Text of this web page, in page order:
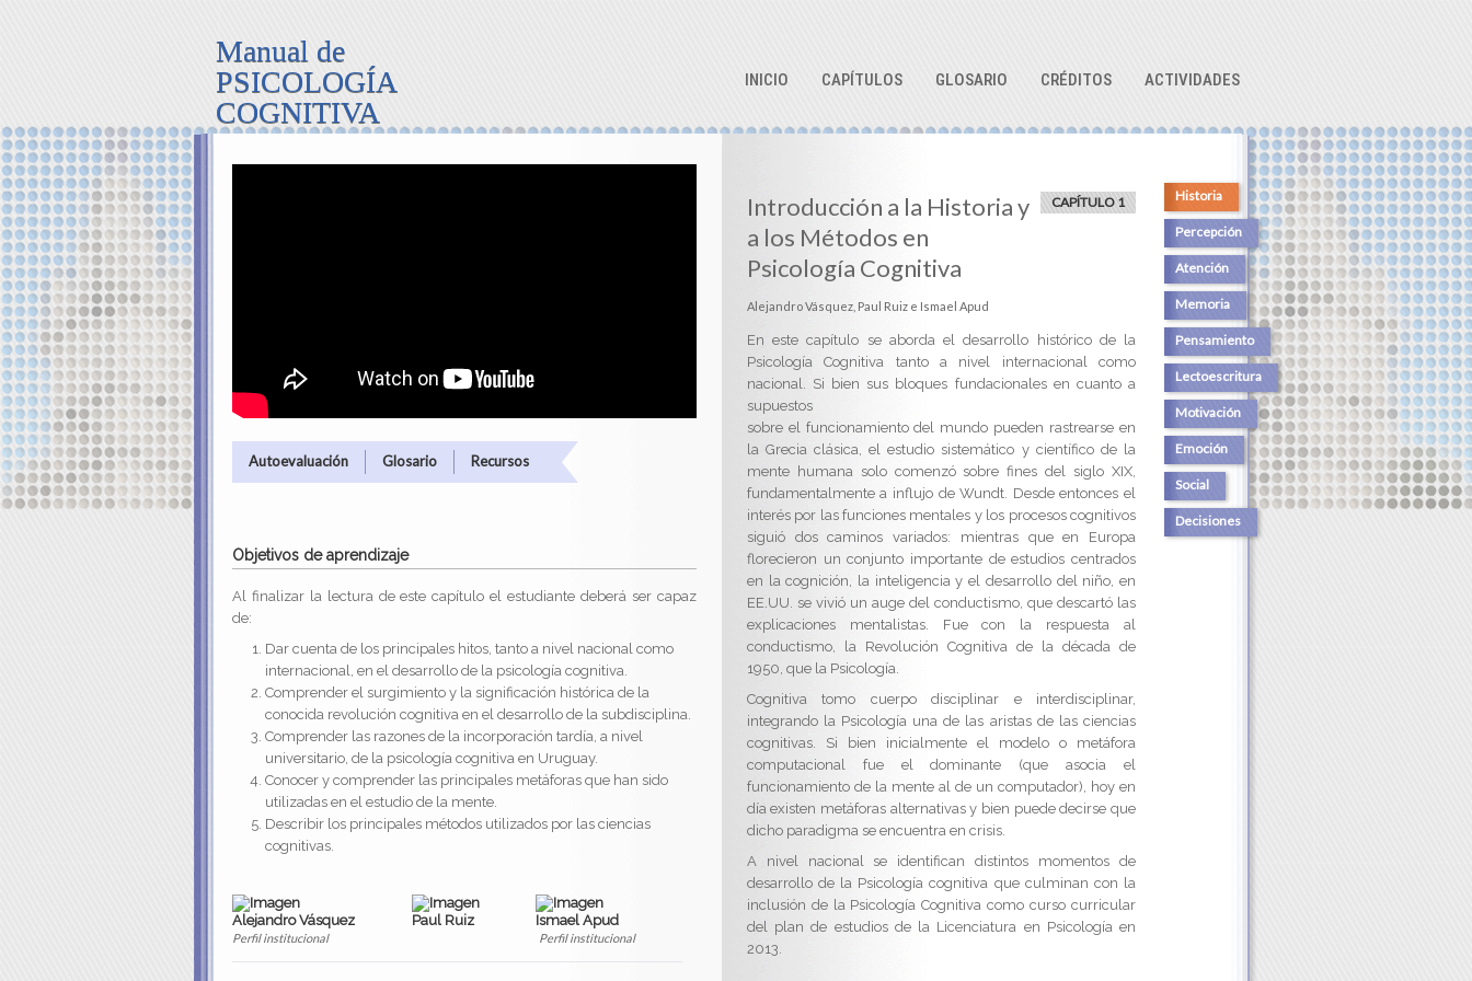
Manual de
PSICOLOGÍA
COGNITIVA
INICIO CAPÍTULOS GLOSARIO CRÉDITOS ACTIVIDADES
Historia
Percepción
Atención
Memoria
Pensamiento
Lectoescritura
Motivación
Emoción
Social
Decisiones
CAPÍTULO 1
Introducción a la Historia y
a los Métodos en
Psicología Cognitiva
Alejandro Vásquez, Paul Ruiz e Ismael Apud
En este capítulo se aborda el desarrollo histórico de la
Psicología Cognitiva tanto a nivel internacional como
nacional. Si bien sus bloques fundacionales en cuanto a
supuestos
sobre el funcionamiento del mundo pueden rastrearse en
la Grecia clásica, el estudio sistemático y científico de la
mente humana solo comenzó sobre fines del siglo XIX,
fundamentalmente a influjo de Wundt. Desde entonces el
interés por las funciones mentales y los procesos cognitivos
siguió dos caminos variados: mientras que en Europa
florecieron un conjunto importante de estudios centrados
en la cognición, la inteligencia y el desarrollo del niño, en
EE.UU. se vivió un auge del conductismo, que descartó las
explicaciones mentalistas. Fue con la respuesta al
conductismo, la Revolución Cognitiva de la década de
1950, que la Psicología.
Cognitiva tomo cuerpo disciplinar e interdisciplinar,
integrando la Psicología una de las aristas de las ciencias
cognitivas. Si bien inicialmente el modelo o metáfora
computacional fue el dominante (que asocia el
funcionamiento de la mente al de un computador), hoy en
día existen metáforas alternativas y bien puede decirse que
dicho paradigma se encuentra en crisis.
A nivel nacional se identifican distintos momentos de
desarrollo de la Psicología cognitiva que culminan con la
inclusión de la Psicología Cognitiva como curso curricular
del plan de estudios de la Licenciatura en Psicología en
2013.
Autoevaluación Glosario Recursos
Objetivos de aprendizaje
Al finalizar la lectura de este capítulo el estudiante deberá ser capaz
de:
Dar cuenta de los principales hitos, tanto a nivel nacional como
internacional, en el desarrollo de la psicología cognitiva.
Comprender el surgimiento y la significación histórica de la
conocida revolución cognitiva en el desarrollo de la subdisciplina.
Comprender las razones de la incorporación tardía, a nivel
universitario, de la psicología cognitiva en Uruguay.
Conocer y comprender las principales metáforas que han sido
utilizadas en el estudio de la mente.
Describir los principales métodos utilizados por las ciencias
cognitivas.
Alejandro Vásquez
Perfil institucional
Paul Ruiz Ismael Apud
Perfil institucional